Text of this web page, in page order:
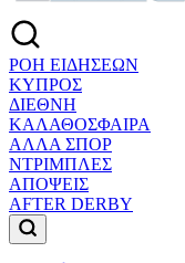
ΡΟΗ ΕΙΔΗΣΕΩΝ
ΚΥΠΡΟΣ
ΔΙΕΘΝΗ
ΚΑΛΑΘΟΣΦΑΙΡΑ
ΑΛΛΑ ΣΠΟΡ
ΝΤΡΙΜΠΛΕΣ
ΑΠΟΨΕΙΣ
AFTER DERBY